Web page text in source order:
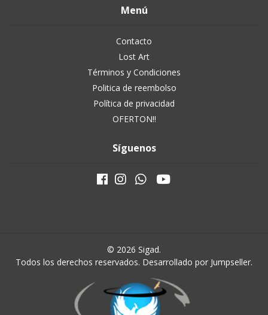
Menú
Contacto
Lost Art
Términos y Condiciones
Politica de reembolso
Política de privacidad
OFERTON!!
Síguenos
© 2026 Sigad.
Todos los derechos reservados. Desarrollado por Jumpseller.